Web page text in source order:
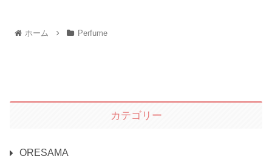
ホーム Perfume
カテゴリー
ORESAMA